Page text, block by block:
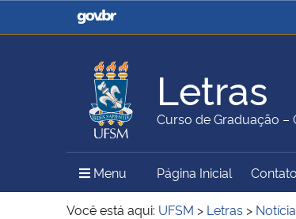
Casa Civil
Ministério da
Ministério da Agricultura,
Pecuária e Abastecimento
Ministério da
Ministério do Meio Ambiente Ministério do
Letras
Curso de Graduação –
Menu Menu Principal do Sítio
Página Inicial Contato
Você está aqui: UFSM > Letras >